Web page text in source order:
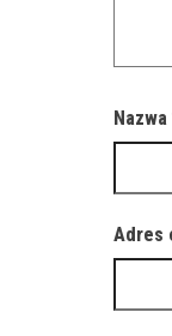
Nazwa
Adres